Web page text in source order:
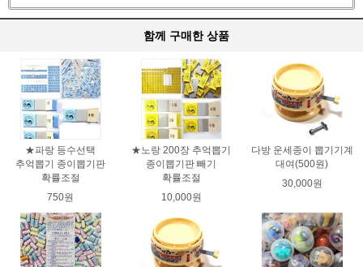
함께 구매한 상품
★파랑 등수선택
추억뽑기 종이뽑기판
확률조절
750원
★노랑 200장 추억뽑기
종이뽑기판 빼기
확률조절
10,000원
다방 운세종이 뽑기기계
대여(500원)
30,000원